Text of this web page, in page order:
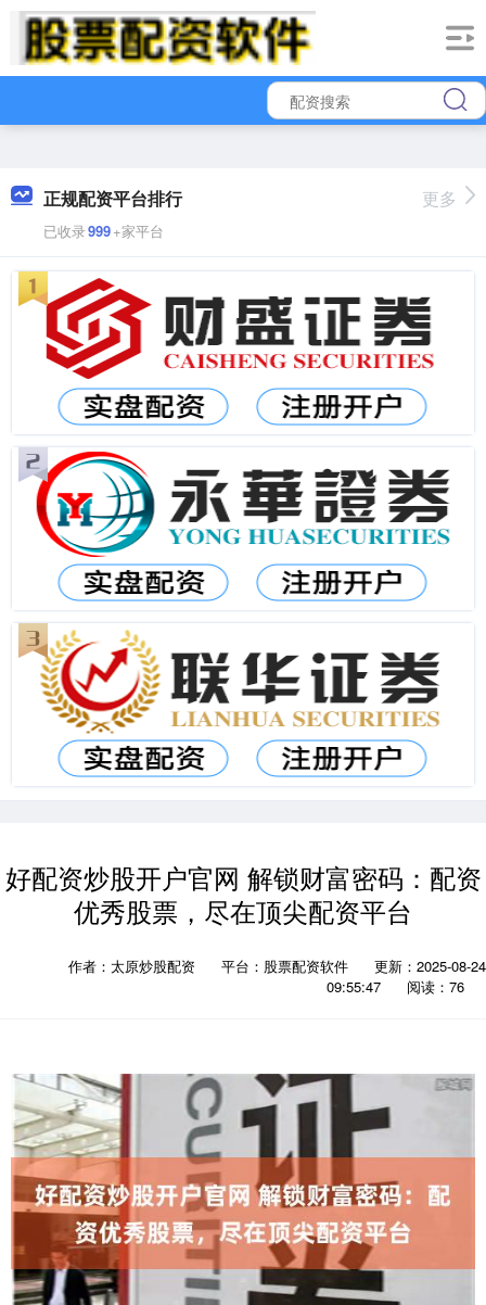
正规配资平台排行
已收录999+家平台
更多
好配资炒股开户官网 解锁财富密码：配资
优秀股票，尽在顶尖配资平台
作者：太原炒股配资 平台：股票配资软件
更新：2025-08-24
09:55:47
阅读：76